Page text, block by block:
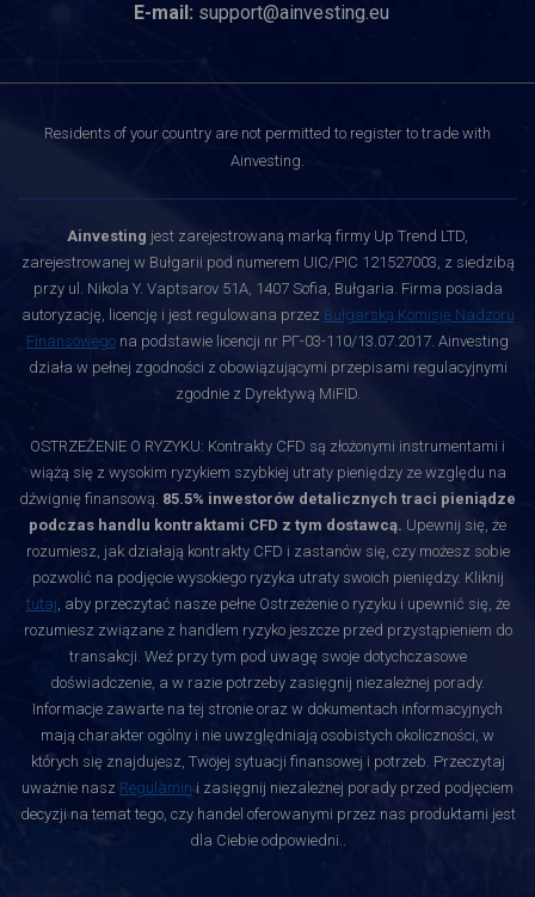
E-mail: support@ainvesting.eu
Residents of your country are not permitted to register to trade with
Ainvesting.
Ainvesting jest zarejestrowaną marką firmy Up Trend LTD,
zarejestrowanej w Bułgarii pod numerem UIC/PIC 121527003, z siedzibą
przy ul. Nikola Y. Vaptsarov 51A, 1407 Sofia, Bułgaria. Firma posiada
autoryzację, licencję i jest regulowana przez Bułgarską Komisję Nadzoru
Finansowego na podstawie licencji nr РГ-03-110/13.07.2017. Ainvesting
działa w pełnej zgodności z obowiązującymi przepisami regulacyjnymi
zgodnie z Dyrektywą MiFID.
OSTRZEŻENIE O RYZYKU: Kontrakty CFD są złożonymi instrumentami i
wiążą się z wysokim ryzykiem szybkiej utraty pieniędzy ze względu na
dźwignię finansową. 85.5% inwestorów detalicznych traci pieniądze
podczas handlu kontraktami CFD z tym dostawcą. Upewnij się, że
rozumiesz, jak działają kontrakty CFD i zastanów się, czy możesz sobie
pozwolić na podjęcie wysokiego ryzyka utraty swoich pieniędzy. Kliknij
tutaj, aby przeczytać nasze pełne Ostrzeżenie o ryzyku i upewnić się, że
rozumiesz związane z handlem ryzyko jeszcze przed przystąpieniem do
transakcji. Weź przy tym pod uwagę swoje dotychczasowe
doświadczenie, a w razie potrzeby zasięgnij niezależnej porady.
Informacje zawarte na tej stronie oraz w dokumentach informacyjnych
mają charakter ogólny i nie uwzględniają osobistych okoliczności, w
których się znajdujesz, Twojej sytuacji finansowej i potrzeb. Przeczytaj
uważnie nasz Regulamin i zasięgnij niezależnej porady przed podjęciem
decyzji na temat tego, czy handel oferowanymi przez nas produktami jest
dla Ciebie odpowiedni..